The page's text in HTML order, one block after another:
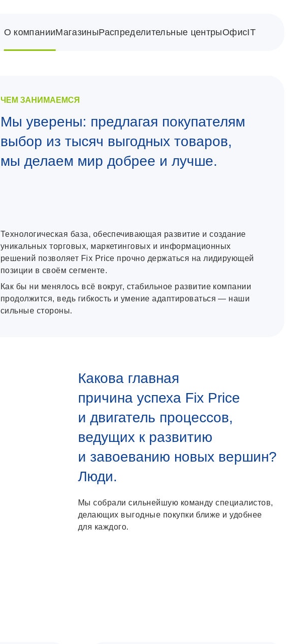
О компанииМагазиныРаспределительные центрыОфисIT
ЧЕМ ЗАНИМАЕМСЯ
Мы уверены: предлагая покупателям
выбор из тысяч выгодных товаров,
мы делаем мир добрее и лучше.
Технологическая база, обеспечивающая развитие и создание
уникальных торговых, маркетинговых и информационных
решений позволяет Fix Price прочно держаться на лидирующей
позиции в своём сегменте.
Как бы ни менялось всё вокруг, стабильное развитие компании
продолжится, ведь гибкость и умение адаптироваться — наши
сильные стороны.
Какова главная
причина успеха Fix Price
и двигатель процессов,
ведущих к развитию
и завоеванию новых вершин?
Люди.
Мы собрали сильнейшую команду специалистов,
делающих выгодные покупки ближе и удобнее
для каждого.